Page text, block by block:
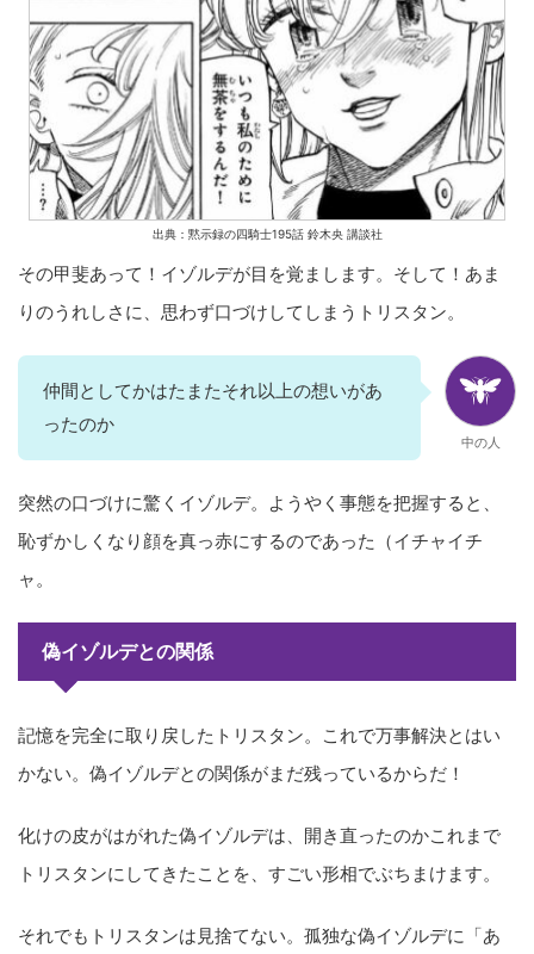
出典：黙示録の四騎士195話 鈴木央 講談社
その甲斐あって！イゾルデが目を覚まします。そして！あま
りのうれしさに、思わず口づけしてしまうトリスタン。
仲間としてかはたまたそれ以上の想いがあ
ったのか
中の人
突然の口づけに驚くイゾルデ。ようやく事態を把握すると、
恥ずかしくなり顔を真っ赤にするのであった（イチャイチ
ャ。
偽イゾルデとの関係
記憶を完全に取り戻したトリスタン。これで万事解決とはい
かない。偽イゾルデとの関係がまだ残っているからだ！
化けの皮がはがれた偽イゾルデは、開き直ったのかこれまで
トリスタンにしてきたことを、すごい形相でぶちまけます。
それでもトリスタンは見捨てない。孤独な偽イゾルデに「あ